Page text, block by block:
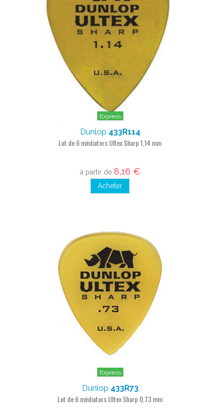
Express
Dunlop 433R114
Lot de 6 médiators Ultex Sharp 1,14 mm
à partir de 8,16 €
Acheter
Express
Dunlop 433R73
Lot de 6 médiators Ultex Sharp 0,73 mm